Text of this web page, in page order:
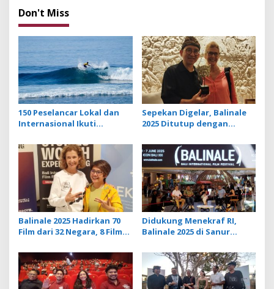
a
t
i
o
n
Don't Miss
150 Peselancar Lokal dan
Internasional Ikuti
Challenge di KEK Kura Kura
Bali
Sepekan Digelar, Balinale
2025 Ditutup dengan
Tancap
Balinale 2025 Hadirkan 70
Film dari 32 Negara, 8 Film
Didukung Menekraf RI,
Balinale 2025 di Sanur
Lewat Sinema dan
Pendidikan